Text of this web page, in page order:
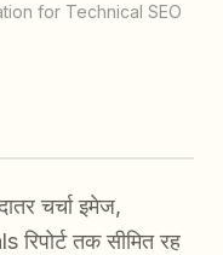
for Technical SEO
चर्चा इमेज,
तक सीमित रह